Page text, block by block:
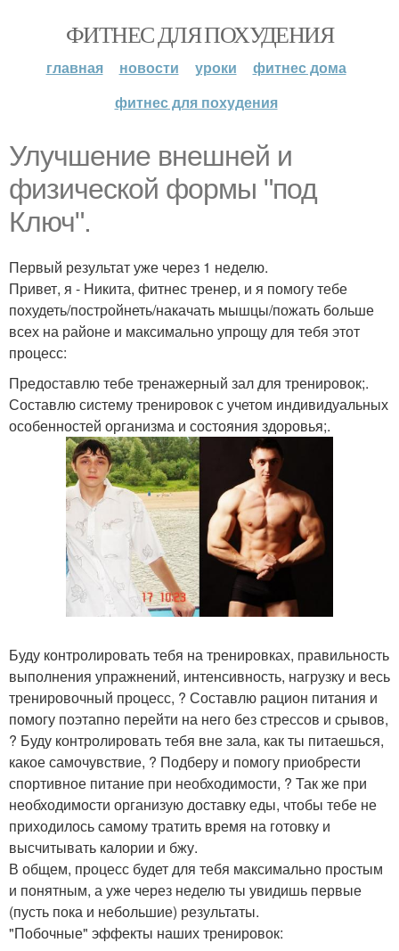
ФИТНЕС ДЛЯ ПОХУДЕНИЯ
главная новости уроки
фитнес дома
фитнес для похудения
Улучшение внешней и
физической формы "под
Ключ".
Первый результат уже через 1 неделю.
Привет, я - Никита, фитнес тренер, и я помогу тебе
похудеть/постройнеть/накачать мышцы/пожать больше
всех на районе и максимально упрощу для тебя этот
процесс:
Предоставлю тебе тренажерный зал для тренировок;.
Составлю систему тренировок с учетом индивидуальных
особенностей организма и состояния здоровья;.
Буду контролировать тебя на тренировках, правильность
выполнения упражнений, интенсивность, нагрузку и весь
тренировочный процесс, ? Составлю рацион питания и
помогу поэтапно перейти на него без стрессов и срывов,
? Буду контролировать тебя вне зала, как ты питаешься,
какое самочувствие, ? Подберу и помогу приобрести
спортивное питание при необходимости, ? Так же при
необходимости организую доставку еды, чтобы тебе не
приходилось самому тратить время на готовку и
высчитывать калории и бжу.
В общем, процесс будет для тебя максимально простым
и понятным, а уже через неделю ты увидишь первые
(пусть пока и небольшие) результаты.
"Побочные" эффекты наших тренировок: